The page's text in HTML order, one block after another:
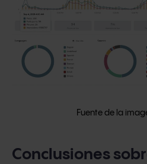
Fuente de la
Conclusiones